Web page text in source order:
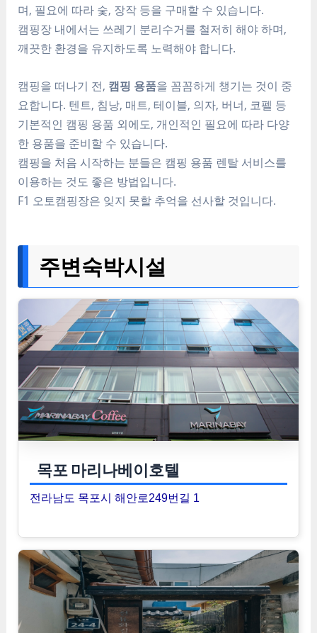
며, 필요에 따라 숯, 장작 등을 구매할 수 있습니다.
캠핑장 내에서는 쓰레기 분리수거를 철저히 해야 하며,
깨끗한 환경을 유지하도록 노력해야 합니다.
캠핑을 떠나기 전, 캠핑 용품을 꼼꼼하게 챙기는 것이 중
요합니다. 텐트, 침낭, 매트, 테이블, 의자, 버너, 코펠 등
기본적인 캠핑 용품 외에도, 개인적인 필요에 따라 다양
한 용품을 준비할 수 있습니다.
캠핑을 처음 시작하는 분들은 캠핑 용품 렌탈 서비스를
이용하는 것도 좋은 방법입니다.
F1 오토캠핑장은 잊지 못할 추억을 선사할 것입니다.
주변숙박시설
목포 마리나베이호텔
전라남도 목포시 해안로249번길 1